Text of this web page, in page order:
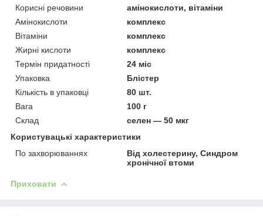
Корисні речовини
амінокислоти, вітаміни
Амінокислоти
комплекс
Вітаміни
комплекс
Жирні кислоти
комплекс
Термін придатності
24 міс
Упаковка
Блістер
Кількість в упаковці
80 шт.
Вага
100 г
Склад
селен — 50 мкг
Користувацькі характеристики
По захворюваннях
Від холестерину, Синдром
хронічної втоми
Приховати